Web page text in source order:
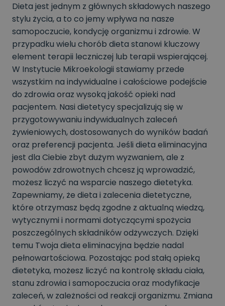
Dieta jest jednym z głównych składowych naszego
stylu życia, a to co jemy wpływa na nasze
samopoczucie, kondycję organizmu i zdrowie. W
przypadku wielu chorób dieta stanowi kluczowy
element terapii leczniczej lub terapii wspierającej.
W Instytucie Mikroekologii stawiamy przede
wszystkim na indywidualne i całościowe podejście
do zdrowia oraz wysoką jakość opieki nad
pacjentem. Nasi dietetycy specjalizują się w
przygotowywaniu indywidualnych zaleceń
żywieniowych, dostosowanych do wyników badań
oraz preferencji pacjenta. Jeśli dieta eliminacyjna
jest dla Ciebie zbyt dużym wyzwaniem, ale z
powodów zdrowotnych chcesz ją wprowadzić,
możesz liczyć na wsparcie naszego dietetyka.
Zapewniamy, że dieta i zalecenia dietetyczne,
które otrzymasz będą zgodne z aktualną wiedzą,
wytycznymi i normami dotyczącymi spożycia
poszczególnych składników odżywczych. Dzięki
temu Twoja dieta eliminacyjna będzie nadal
pełnowartościowa. Pozostając pod stałą opieką
dietetyka, możesz liczyć na kontrolę składu ciała,
stanu zdrowia i samopoczucia oraz modyfikacje
zaleceń, w zależności od reakcji organizmu. Zmiana